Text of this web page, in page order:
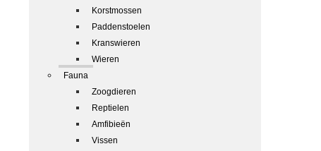
Korstmossen
Paddenstoelen
Kranswieren
Wieren
Fauna
Zoogdieren
Reptielen
Amfibieën
Vissen